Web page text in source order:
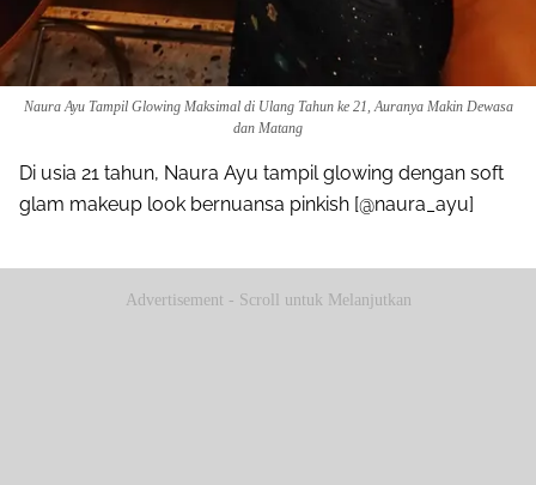
Naura Ayu Tampil Glowing Maksimal di Ulang Tahun ke 21, Auranya Makin Dewasa
dan Matang
Di usia 21 tahun, Naura Ayu tampil glowing dengan soft
glam makeup look bernuansa pinkish [@naura_ayu]
Advertisement - Scroll untuk Melanjutkan